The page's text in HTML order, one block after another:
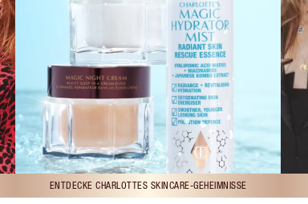
ENTDECKE CHARLOTTES SKINCARE-GEHEIMNISSE